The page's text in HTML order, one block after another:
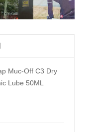
Muc-Off C3 Dry
Lube 50ML